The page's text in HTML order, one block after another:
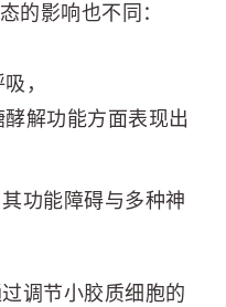
的影响也不同：
，
解功能方面表现出
功能障碍与多种神
调节小胶质细胞的